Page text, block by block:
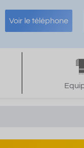
Voir le téléphone